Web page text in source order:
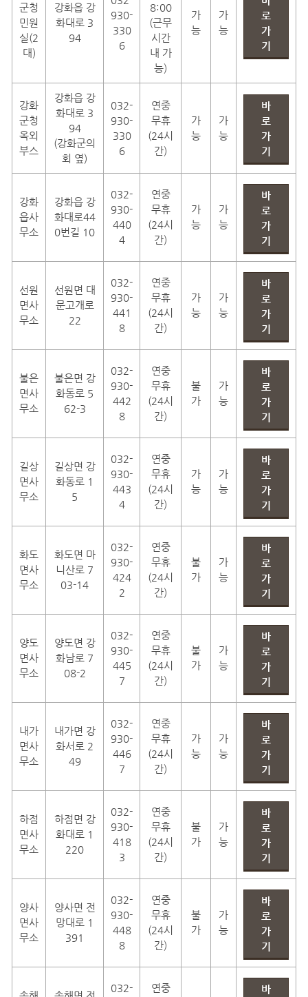
군청
민원
실(2
대)
강화읍 강
화대로 3
94
930-
330
6
8:00
(근무
시간
내 가
능)
가
능
가
능
로
가
기
강화
군청
옥외
부스
강화읍 강
화대로 3
94
(강화군의
회 옆)
032-
930-
330
6
연중
무휴
(24시
간)
가
능
가
능
바
로
가
기
강화
읍사
무소
강화읍 강
화대로44
0번길 10
032-
930-
440
4
연중
무휴
(24시
간)
가
능
가
능
바
로
가
기
선원
면사
무소
선원면 대
문고개로
22
032-
930-
441
8
연중
무휴
(24시
간)
가
능
가
능
바
로
가
기
불은
면사
무소
불은면 강
화동로 5
62-3
032-
930-
442
8
연중
무휴
(24시
간)
불
가
가
능
바
로
가
기
길상
면사
무소
길상면 강
화동로 1
5
032-
930-
443
4
연중
무휴
(24시
간)
가
능
가
능
바
로
가
기
화도
면사
무소
화도면 마
니산로 7
03-14
032-
930-
424
2
연중
무휴
(24시
간)
불
가
가
능
바
로
가
기
양도
면사
무소
양도면 강
화남로 7
08-2
032-
930-
445
7
연중
무휴
(24시
간)
불
가
가
능
바
로
가
기
내가
면사
무소
내가면 강
화서로 2
49
032-
930-
446
7
연중
무휴
(24시
간)
가
능
가
능
바
로
가
기
하점
면사
무소
하점면 강
화대로 1
220
032-
930-
418
3
연중
무휴
(24시
간)
불
가
가
능
바
로
가
기
양사
면사
무소
양사면 전
망대로 1
391
032-
930-
448
8
연중
무휴
(24시
간)
불
가
가
능
바
로
가
기
032-
연중
바